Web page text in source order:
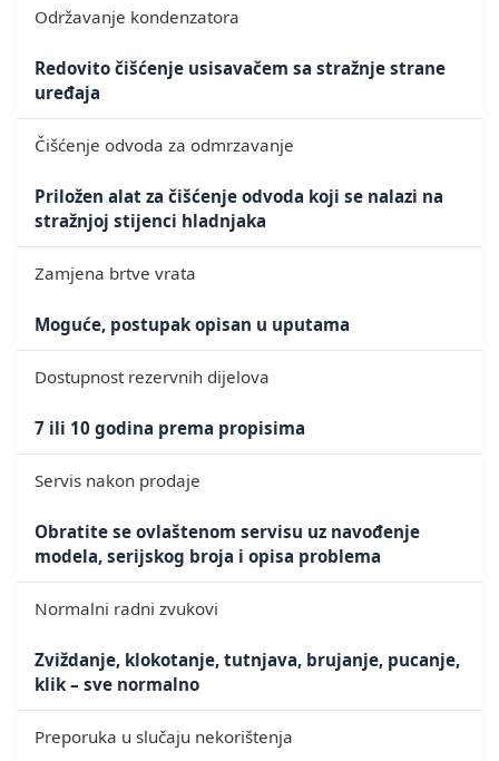
Održavanje kondenzatora
Redovito čišćenje usisavačem sa stražnje strane
uređaja
Čišćenje odvoda za odmrzavanje
Priložen alat za čišćenje odvoda koji se nalazi na
stražnjoj stijenci hladnjaka
Zamjena brtve vrata
Moguće, postupak opisan u uputama
Dostupnost rezervnih dijelova
7 ili 10 godina prema propisima
Servis nakon prodaje
Obratite se ovlaštenom servisu uz navođenje
modela, serijskog broja i opisa problema
Normalni radni zvukovi
Zviždanje, klokotanje, tutnjava, brujanje, pucanje,
klik – sve normalno
Preporuka u slučaju nekorištenja